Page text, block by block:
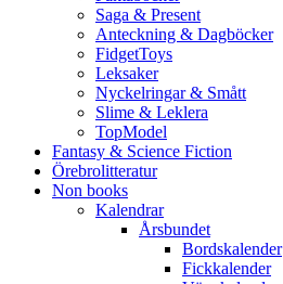
Saga & Present
Anteckning & Dagböcker
FidgetToys
Leksaker
Nyckelringar & Smått
Slime & Leklera
TopModel
Fantasy & Science Fiction
Örebrolitteratur
Non books
Kalendrar
Årsbundet
Bordskalender
Fickkalender